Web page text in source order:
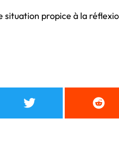
situation propice à la